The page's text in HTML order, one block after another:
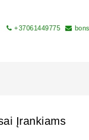
+37061449775
Įrankiams